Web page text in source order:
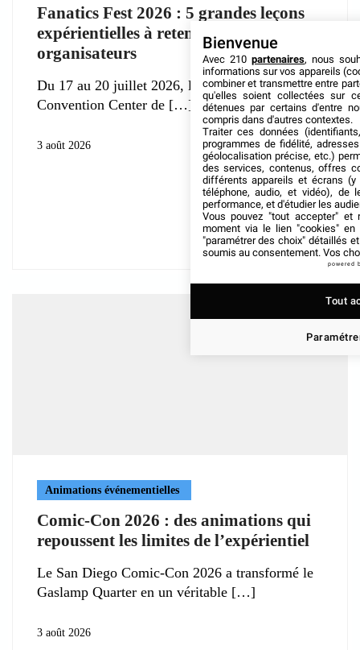
Fanatics Fest 2026 : 5 grandes leçons
expérientielles à retenir pour les
organisateurs
Du 17 au 20 juillet 2026, le Jacob K. Javits
Convention Center de
3 août 2026
Animations événementielles
Comic-Con 2026 : des animations qui
repoussent les limites de l’expérientiel
Le San Diego Comic-Con 2026 a transformé le
Gaslamp Quarter en un véritable
3 août 2026
Bienvenue
Avec 210 partenaires, nous
informations sur vos appareils
combiner et transmettre entre
qu'elles soient collectées sur
détenues par certains d'entre
compris dans d'autres contextes.
Traiter ces données
programmes de fidélité,
géolocalisation précise, etc.)
des services, contenus, offres
différents appareils et écrans (y
téléphone, audio, et vidéo), de
performance, et d'étudier les
Vous pouvez "tout accepter" et
moment via le lien "cookies" en
"paramétrer des choix" détaillés
soumis au consentement. Vos
powered
Tout